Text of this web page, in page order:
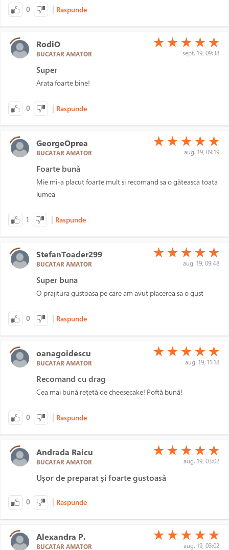
0 | Raspunde
RodiO
BUCATAR AMATOR
(*)
★ (*)
★ (*)
★ (*)
★ (*)
★
sept. 19, 09:38
Super
Arata foarte bine!
0 | Raspunde
GeorgeOprea
BUCATAR AMATOR
(*)
★ (*)
★ (*)
★ (*)
★ (*)
★
aug. 19, 09:19
Foarte bună
Mie mi-a placut foarte mult si recomand sa o găteasca toata
lumea
1 | Raspunde
StefanToader299
BUCATAR AMATOR
(*)
★ (*)
★ (*)
★ (*)
★ (*)
★
aug. 19, 09:48
Super buna
O prajitura gustoasa pe care am avut placerea sa o gust
0 | Raspunde
oanagoidescu
BUCATAR AMATOR
(*)
★ (*)
★ (*)
★ (*)
★ (*)
★
aug. 19, 11:18
Recomand cu drag
Cea mai bună rețetă de cheesecake! Poftă bună!
0 | Raspunde
Andrada Raicu
BUCATAR AMATOR
(*)
★ (*)
★ (*)
★ (*)
★ (*)
★
aug. 19, 03:02
Ușor de preparat și foarte gustoasă
0 | Raspunde
Alexandra P.
BUCATAR AMATOR
(*)
★ (*)
★ (*)
★ (*)
★ (*)
★
aug. 19, 03:02